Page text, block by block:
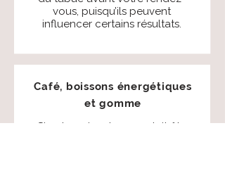
vous, puisqu’ils peuvent
influencer certains résultats.
Café, boissons énergétiques
et gomme
Si votre prise de sang doit être